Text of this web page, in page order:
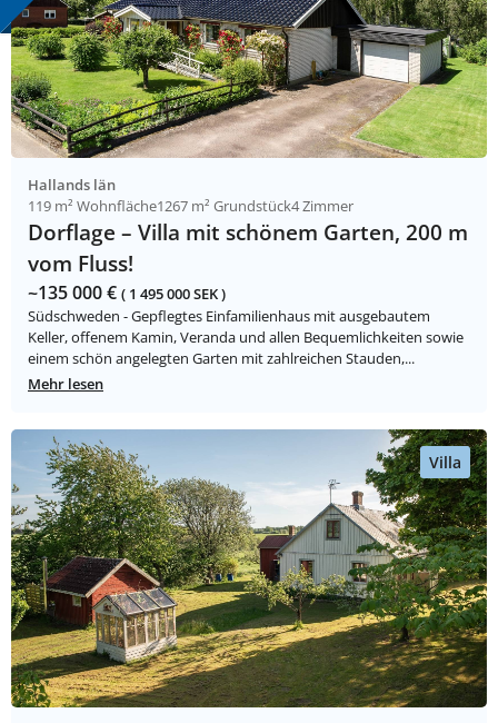
Hallands län
119 m² Wohnfläche1267 m² Grundstück4 Zimmer
Dorflage – Villa mit schönem Garten, 200 m
vom Fluss!
~135 000 € ( 1 495 000 SEK )
Südschweden - Gepflegtes Einfamilienhaus mit ausgebautem
Keller, offenem Kamin, Veranda und allen Bequemlichkeiten sowie
einem schön angelegten Garten mit zahlreichen Stauden,...
Mehr lesen
Villa